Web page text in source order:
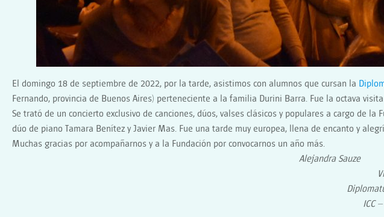
El domingo 18 de septiembre de 2022, por la tarde, asistimos con alumnos que cursan la
Fernando, provincia de Buenos Aires) perteneciente a la familia Durini Barra. Fue la octava
Se trató de un concierto exclusivo de canciones, dúos, valses clásicos y populares a cargo de
dúo de piano Tamara Benítez y Javier Mas. Fue una tarde muy europea, llena de encanto y
Muchas gracias por acompañarnos y a la Fundación por convocarnos un año más.
Alejandra
ICC